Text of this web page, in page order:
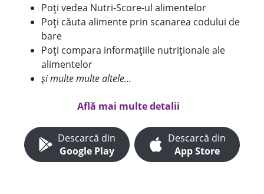
Poți vedea Nutri-Score-ul alimentelor
Poți căuta alimente prin scanarea codului de
bare
Poți compara informațiile nutriționale ale
alimentelor
și multe multe altele...
Află mai multe detalii
Descarcă din
Google Play
Descarcă din
App Store